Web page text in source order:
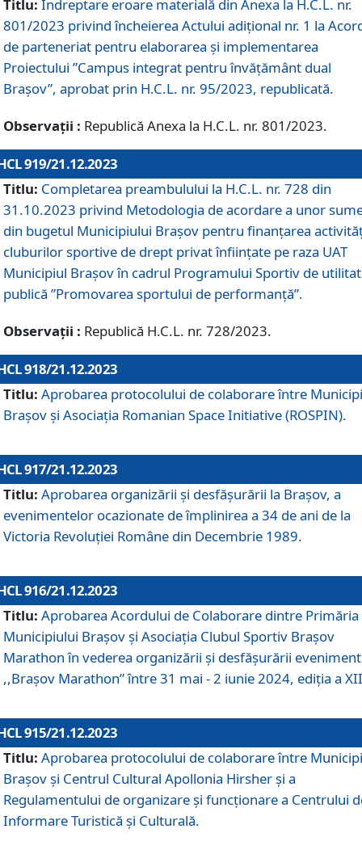
Titlu: Îndreptare eroare materială din Anexa la H.C.L. nr.
801/2023 privind încheierea Actului adițional nr. 1 la
de parteneriat pentru elaborarea și implementarea
Proiectului ”Campus integrat pentru învățământ dual
Brașov”, aprobat prin H.C.L. nr. 95/2023, republicată.
Observații : Republică Anexa la H.C.L. nr. 801/2023.
919/21.12.2023
Titlu: Completarea preambulului la H.C.L. nr. 728 din
31.10.2023 privind Metodologia de acordare a unor
din bugetul Municipiului Brașov pentru finanțarea
cluburilor sportive de drept privat înființate pe raza UAT
Municipiul Brașov în cadrul Programului Sportiv de
publică ”Promovarea sportului de performanță”.
Observații : Republică H.C.L. nr. 728/2023.
918/21.12.2023
Titlu: Aprobarea protocolului de colaborare între
Brașov și Asociația Romanian Space Initiative (ROSPIN).
917/21.12.2023
Titlu: Aprobarea organizării şi desfăşurării la Braşov, a
evenimentelor ocazionate de împlinirea a 34 de ani de la
Victoria Revoluţiei Române din Decembrie 1989.
916/21.12.2023
Titlu: Aprobarea Acordului de Colaborare dintre Primăria
Municipiului Brașov și Asociația Clubul Sportiv Brașov
Marathon în vederea organizării și desfășurării
,,Brașov Marathon” între 31 mai - 2 iunie 2024, ediția a
915/21.12.2023
Titlu: Aprobarea protocolului de colaborare între
Brașov și Centrul Cultural Apollonia Hirsher și a
Regulamentului de organizare și funcționare a Centrului
Informare Turistică și Culturală.